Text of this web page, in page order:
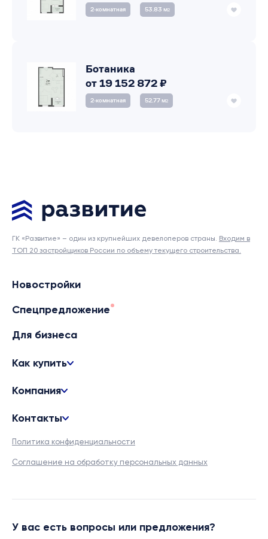
2‑комнатная 53.83 м2
Ботаника
от 19 152 872 ₽
2‑комнатная 52.77 м2
ГК «Развитие» – один из крупнейших девелоперов страны. Входим в
ТОП 20 застройщиков России по объему текущего строительства.
Новостройки
Спецпредложение
Для бизнеса
Как купить
Компания
Контакты
Политика конфиденциальности
Соглашение на обработку персональных данных
У вас есть вопросы или предложения?